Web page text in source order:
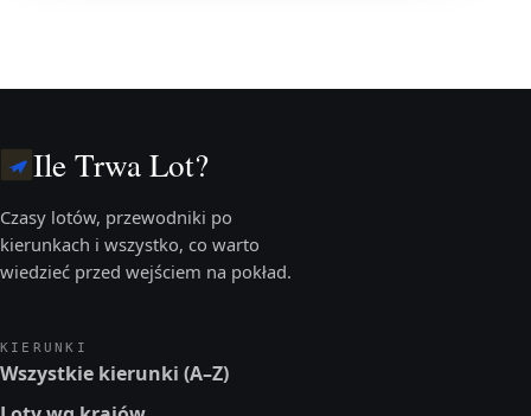
Ile Trwa Lot?
Czasy lotów, przewodniki po
kierunkach i wszystko, co warto
wiedzieć przed wejściem na pokład.
KIERUNKI
Wszystkie kierunki (A–Z)